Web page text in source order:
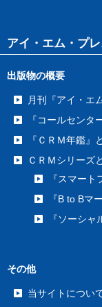
アイ・エム・プ
出版物の概要
月刊『アイ・エ
『コールセンタ
『ＣＲＭ年鑑』
ＣＲＭシリーズ
『スマー
『B to Bマ
『ソーシ
その他
当サイトについ